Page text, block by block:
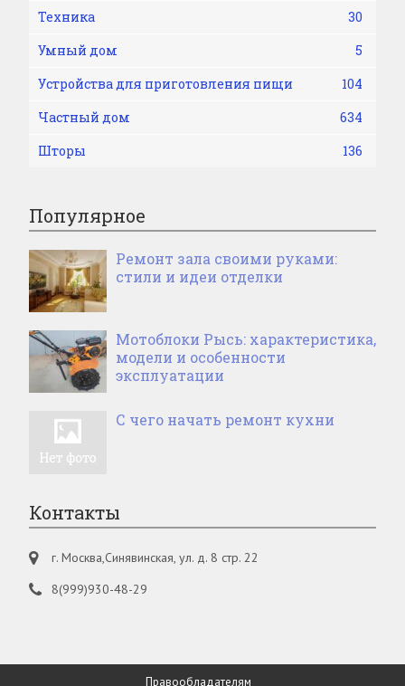
Техника
30
Умный дом
5
Устройства для приготовления пищи
104
Частный дом
634
Шторы
136
Популярное
Ремонт зала своими руками:
стили и идеи отделки
Мотоблоки Рысь: характеристика,
модели и особенности
эксплуатации
С чего начать ремонт кухни
Контакты
г. Москва,Синявинская, ул. д. 8 стр. 22
8(999)930-48-29
Правообладателям